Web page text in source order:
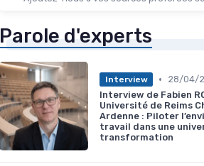
Parole d'experts
Interview •
28/04/
Interview de Fabien
Université de Reims
Ardenne : Piloter
travail dans une
transformation